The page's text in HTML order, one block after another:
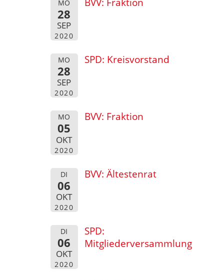
MO
28
SEP
2020
MO
28
SEP
2020
SPD: Kreisvorstand
MO
05
OKT
2020
BVV: Fraktion
DI
06
OKT
2020
BVV: Ältestenrat
DI
06
OKT
2020
SPD:
Mitgliederversammlung